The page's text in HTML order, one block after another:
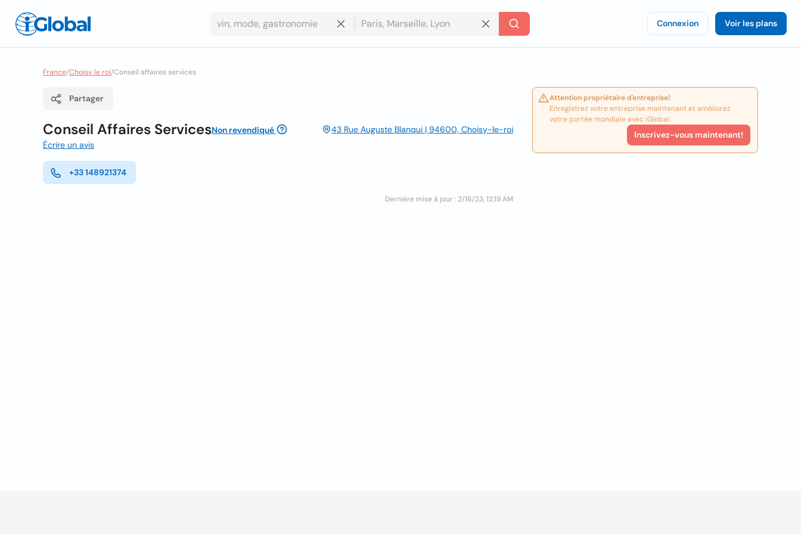
Connexion Voir les plans
France/Choisy le roi/Conseil affaires services
Partager
Conseil Affaires ServicesNon revendiqué
43 Rue Auguste Blanqui | 94600, Choisy-le-roi
Écrire un avis
+33 148921374
Dernière mise à jour : 2/16/23, 12:19 AM
Attention propriétaire d'entreprise!
Enregistrez votre entreprise maintenant et améliorez
votre portée mondiale avec iGlobal.
Inscrivez-vous maintenant!